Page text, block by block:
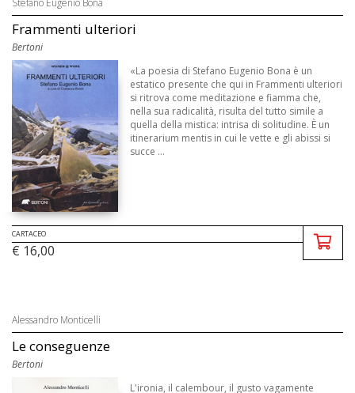
Frammenti ulteriori
Bertoni
«La poesia di Stefano Eugenio Bona è un
estatico presente che qui in Frammenti ulteriori
si ritrova come meditazione e fiamma che,
nella sua radicalità, risulta del tutto simile a
quella della mistica: intrisa di solitudine. È un
itinerarium mentis in cui le vette e gli abissi si
succe ...
CARTACEO
€ 16,00
Alessandro Monticelli
Le conseguenze
Bertoni
L'ironia, il calembour, il gusto vagamente